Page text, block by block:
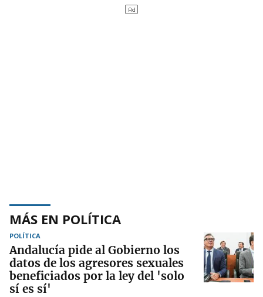
MÁS EN POLÍTICA
POLÍTICA
Andalucía pide al Gobierno los
datos de los agresores sexuales
beneficiados por la ley del 'solo
sí es sí'